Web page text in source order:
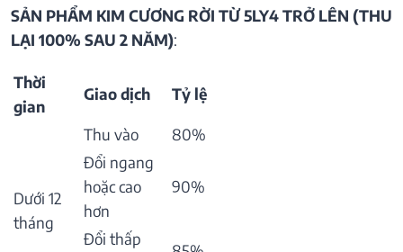
SẢN PHẨM KIM CƯƠNG RỜI TỪ 5LY4 TRỞ LÊN (THU
LẠI 100% SAU 2 NĂM):
Thời
gian
Giao dịch Tỷ lệ
Dưới 12
tháng
Thu vào
80%
Đổi ngang
hoặc cao
hơn
90%
Đổi thấp